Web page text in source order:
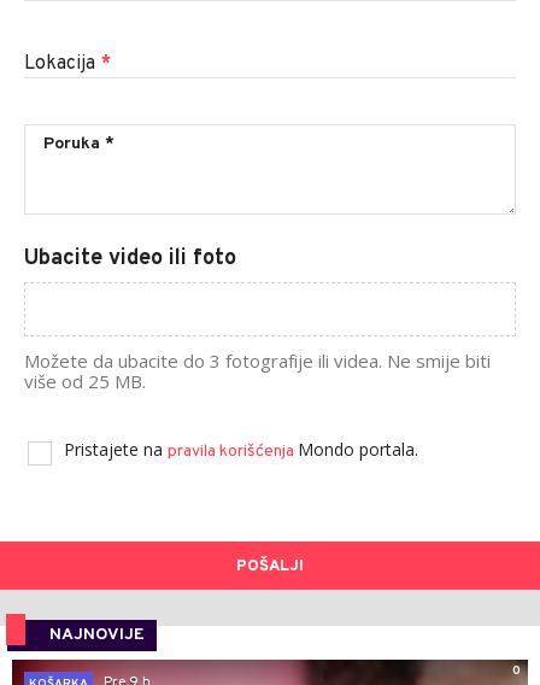
Lokacija *
Ubacite video ili foto
Možete da ubacite do 3 fotografije ili videa. Ne smije biti
više od 25 MB.
Pristajete na pravila korišćenja Mondo portala.
POŠALJI
NAJNOVIJE
0